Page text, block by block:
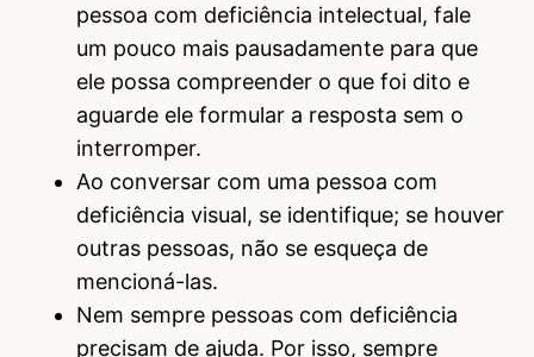
pessoa com deficiência intelectual, fale
um pouco mais pausadamente para que
ele possa compreender o que foi dito e
aguarde ele formular a resposta sem o
interromper.
Ao conversar com uma pessoa com
deficiência visual, se identifique; se houver
outras pessoas, não se esqueça de
mencioná-las.
Nem sempre pessoas com deficiência
precisam de ajuda. Por isso, sempre